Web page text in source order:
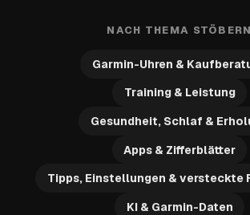
NACH THEMA STÖBERN
Garmin-Uhren &
Training & Leistung
Gesundheit, Schlaf &
Apps & Zifferblätter
Tipps, Einstellungen & versteckte
KI & Garmin-Daten